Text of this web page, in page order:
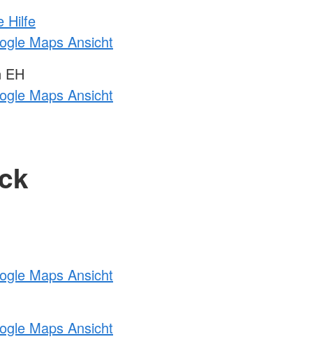
Hilfe
Maps Ansicht
EH
Maps Ansicht
Maps Ansicht
Maps Ansicht